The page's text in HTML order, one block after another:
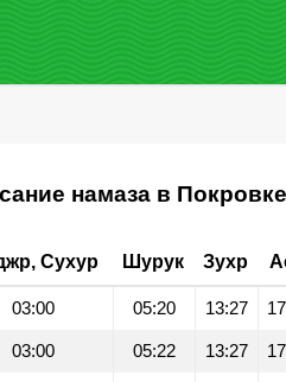
намаза в
Сухур Шурук Зухр
03:00 05:20 13:27
03:00 05:22 13:27